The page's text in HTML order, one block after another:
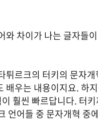
와 차이가 나는 글자들
튀르크의 터키의 문자
배우는 내용이지요. 하
훨씬 빠르답니다. 터
언어들 중 문자개혁 중